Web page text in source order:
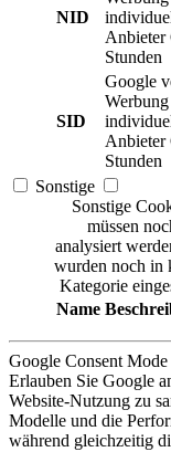
NID
Anbieter
Stunden
SID
Google
Anbieter
Stunden
Sonstige
Sonstige
müssen
analysiert
wurden noch in
Kategorie
Name
Google Consent
Erlauben Sie Google
Website-Nutzung zu
Modelle und die
während gleichzeitig